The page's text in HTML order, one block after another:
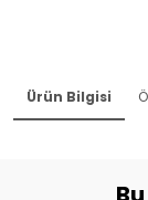
Ürün Bilgisi